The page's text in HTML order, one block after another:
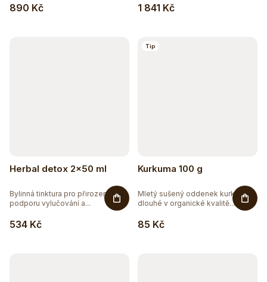
890 Kč 1 841 Kč
Herbal detox 2x50 ml
534 Kč
Bylinná tinktura pro přirozenou
podporu vylučování a...
Tip
Kurkuma 100 g
85 Kč
Mletý sušený oddenek kurkumy
dlouhé v organické kvalitě...